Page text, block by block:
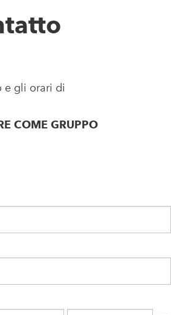
e gli orari di
COME GRUPPO